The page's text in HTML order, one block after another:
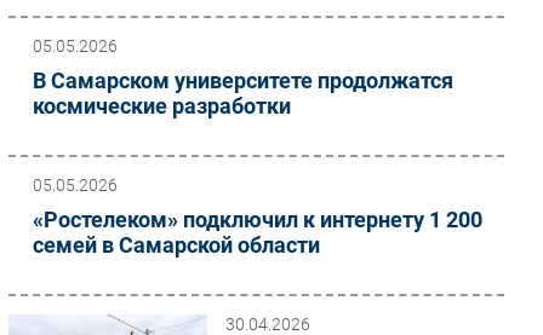
05.05.2026
В Самарском университете продолжатся
космические разработки
05.05.2026
«Ростелеком» подключил к интернету 1 200
семей в Самарской области
30.04.2026